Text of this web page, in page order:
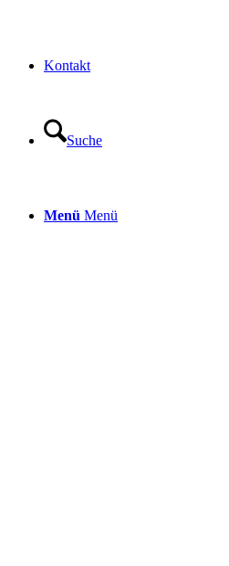
Kontakt
Suche
Menü Menü